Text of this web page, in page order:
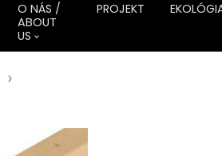
O NÁS /
ABOUT
US
PROJEKT